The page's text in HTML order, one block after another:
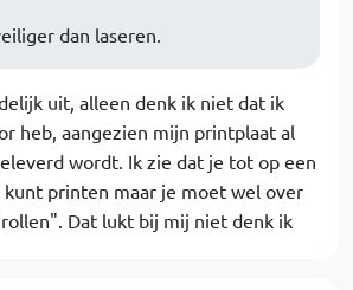
dan laseren.
uit, alleen denk ik niet dat ik
heb, aangezien mijn printplaat al
wordt. Ik zie dat je tot op een
kunt printen maar je moet wel over
Dat lukt bij mij niet denk ik